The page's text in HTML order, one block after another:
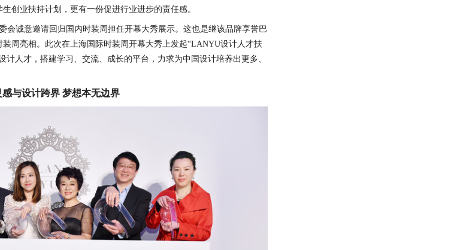
创业扶持计划，更有一份促进行业进步的责任感。
会诚意邀请回归国内时装周担任开幕大秀展示。这也是继该品牌享誉巴
周亮相。此次在上海国际时装周开幕大秀上发起“LANYU设计人才扶
计人才，搭建学习、交流、成长的平台，力求为中国设计培养出更多、
感与设计跨界 梦想本无边界